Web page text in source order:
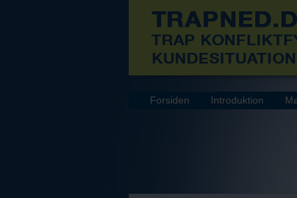
Forsiden Introduktion